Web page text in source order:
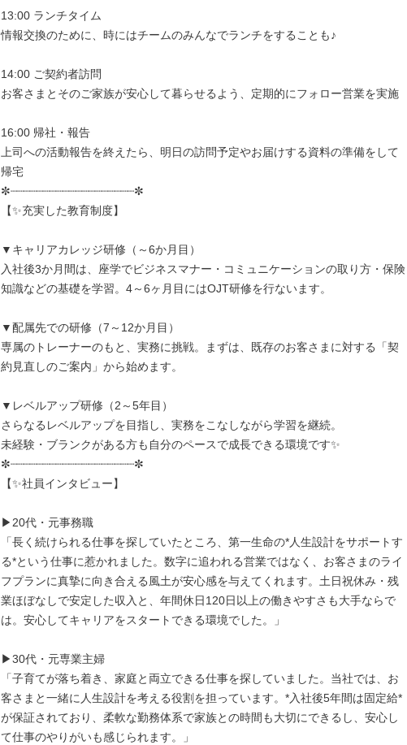
13:00 ランチタイム
情報交換のために、時にはチームのみんなでランチをすることも♪
14:00 ご契約者訪問
お客さまとそのご家族が安心して暮らせるよう、定期的にフォロー営業を実施
16:00 帰社・報告
上司への活動報告を終えたら、明日の訪問予定やお届けする資料の準備をして
帰宅
✼┈┈┈┈┈┈┈┈┈┈┈┈┈┈┈┈┈┈┈✼
【✨充実した教育制度】
▼キャリアカレッジ研修（～6か月目）
入社後3か月間は、座学でビジネスマナー・コミュニケーションの取り方・保険
知識などの基礎を学習。4～6ヶ月目にはOJT研修を行ないます。
▼配属先での研修（7～12か月目）
専属のトレーナーのもと、実務に挑戦。まずは、既存のお客さまに対する「契
約見直しのご案内」から始めます。
▼レベルアップ研修（2～5年目）
さらなるレベルアップを目指し、実務をこなしながら学習を継続。
未経験・ブランクがある方も自分のペースで成長できる環境です✨
✼┈┈┈┈┈┈┈┈┈┈┈┈┈┈┈┈┈┈┈✼
【✨社員インタビュー】
▶20代・元事務職
「長く続けられる仕事を探していたところ、第一生命の*人生設計をサポートす
る*という仕事に惹かれました。数字に追われる営業ではなく、お客さまのライ
フプランに真摯に向き合える風土が安心感を与えてくれます。土日祝休み・残
業ほぼなしで安定した収入と、年間休日120日以上の働きやすさも大手ならで
は。安心してキャリアをスタートできる環境でした。」
▶30代・元専業主婦
「子育てが落ち着き、家庭と両立できる仕事を探していました。当社では、お
客さまと一緒に人生設計を考える役割を担っています。*入社後5年間は固定給*
が保証されており、柔軟な勤務体系で家族との時間も大切にできるし、安心し
て仕事のやりがいも感じられます。」